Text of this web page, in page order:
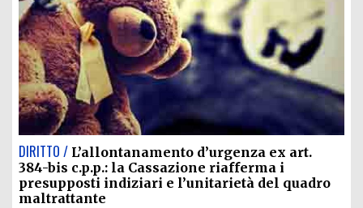
DIRITTO / L’allontanamento d’urgenza ex art.
384-bis c.p.p.: la Cassazione riafferma i
presupposti indiziari e l’unitarietà del quadro
maltrattante